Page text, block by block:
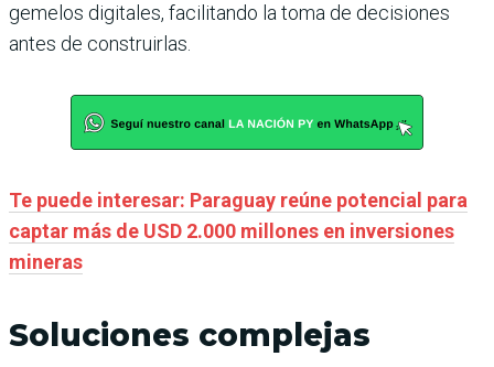
gemelos digitales, facilitando la toma de decisiones
antes de construirlas.
Te puede interesar: Paraguay reúne potencial para
captar más de USD 2.000 millones en inversiones
mineras
Soluciones complejas